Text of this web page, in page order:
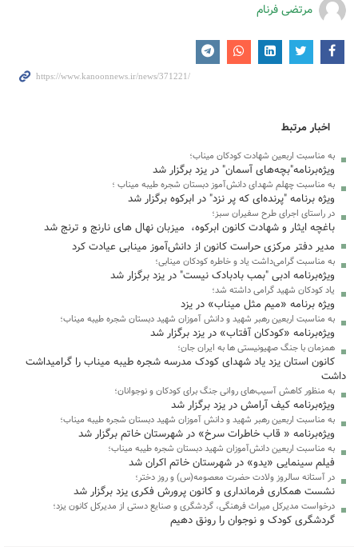
مرتضی فرنام
اخبار مرتبط
به مناسبت اربعین شهادت کودکان میناب؛
ویژه‌برنامه"بچه‌های آسمان" در یزد برگزار شد
به‌ مناسبت چهلم شهدای دانش‌آموز دبستان شجره طیبه میناب ؛
ویژه برنامه "پرنده‌ای که پر نزد" در ابرکوه برگزار شد
در راستای اجرای طرح سفیران سبز؛
باغچه ایثار و شهادت کانون ابرکوه، میزبان نهال های نارنج و ترنج شد
مدیر دفتر مرکزی حراست کانون از دانش‌آموز مینابی عیادت کرد
به مناسبت گرامی‌داشت یاد و خاطره کودکان مینابی؛
ویژه‌برنامه ادبی "بمب بادبادک نیست" در یزد برگزار شد
یاد کودکان شهید گرامی داشته شد؛
ویژه برنامه «میم مثل میناب» در یزد
به مناسبت اربعین رهبر شهید و دانش آموزان شهید دبستان شجره طیبه میناب؛
ویژه‌برنامه «کودکان آفتاب» در یزد برگزار شد
همزمان با جنگ صهیونیستی ها به ایران جان؛
کانون استان یزد یاد شهدای کودک مدرسه شجره طیبه میناب را گرامیداشت
داشت
به منظور کاهش آسیب‌های روانی جنگ برای کودکان‌ و نوجوانان؛
ویژه‌برنامه کیف آرامش در یزد برگزار شد
به مناسبت اربعین رهبر شهید و دانش آموزان شهید دبستان شجره طیبه میناب؛
ویژه‌برنامه « قاب خاطرات سرخ» در شهرستان خاتم برگزار شد
به مناسبت اربعین دانش‌آموزان شهید دبستان شجره طیبه میناب؛
فیلم سینمایی «یدو» در شهرستان خاتم اکران شد
در آستانه سالروز ولادت حضرت معصومه(س) و روز دختر؛
نشست همکاری فرمانداری و کانون پرورش فکری یزد برگزار شد
درخواست مدیرکل میراث فرهنگی، گردشگری و صنایع دستی از مدیرکل کانون یزد؛
گردشگری کودک و نوجوان را رونق دهیم